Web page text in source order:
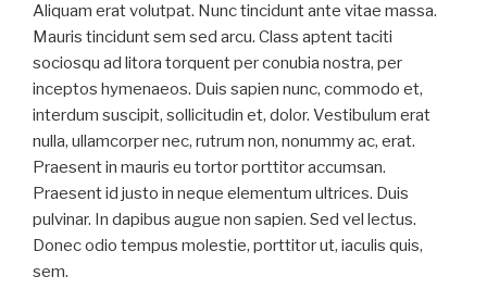
Aliquam erat volutpat. Nunc tincidunt ante vitae massa.
Mauris tincidunt sem sed arcu. Class aptent taciti
sociosqu ad litora torquent per conubia nostra, per
inceptos hymenaeos. Duis sapien nunc, commodo et,
interdum suscipit, sollicitudin et, dolor. Vestibulum erat
nulla, ullamcorper nec, rutrum non, nonummy ac, erat.
Praesent in mauris eu tortor porttitor accumsan.
Praesent id justo in neque elementum ultrices. Duis
pulvinar. In dapibus augue non sapien. Sed vel lectus.
Donec odio tempus molestie, porttitor ut, iaculis quis,
sem.